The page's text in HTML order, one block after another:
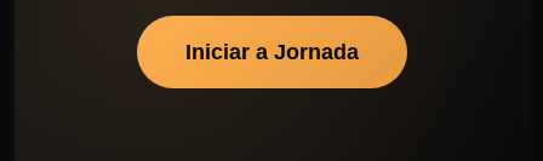
Iniciar a Jornada